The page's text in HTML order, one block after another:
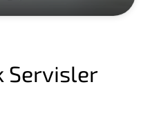
Servisler